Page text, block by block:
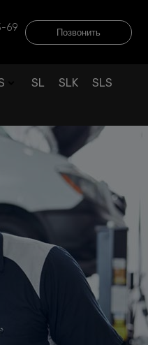
69 Позвонить
SL SLK
SLS